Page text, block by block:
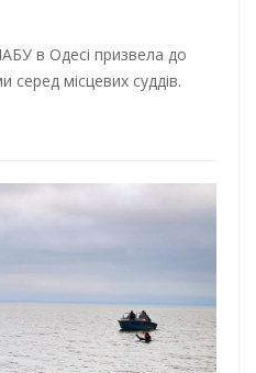
в Одесі призвела до
серед місцевих суддів.